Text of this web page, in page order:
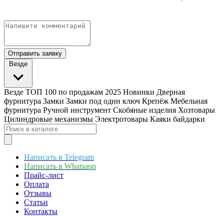
Отправить заявку
Везде
Везде ТОП 100 по продажам 2025 Новинки Дверная
фурнитура Замки Замки под один ключ Крепёж Мебельная
фурнитура Ручной инструмент Скобяные изделия Хозтовары
Цилиндровые механизмы Электротовары Каяки байдарки
Написать в Telegram
Написать в Whatsapp
Прайс-лист
Оплата
Отзывы
Статьи
Контакты